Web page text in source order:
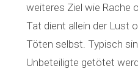
weiteres Ziel wie Rache
Tat dient allein der Lust
Töten selbst. Typisch
Unbeteiligte getötet